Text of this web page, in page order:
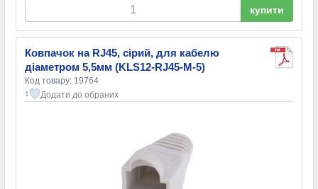
купити
Ковпачок на RJ45, сірий, для кабелю
діаметром 5,5мм (KLS12-RJ45-M-5)
Код товару: 19764
1 Додати до обраних